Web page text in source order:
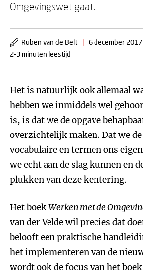
Omgevingswet gaat.
Ruben van de Belt | 6 december 2017
2-3 minuten leestijd
Het is natuurlijk ook allemaal
hebben we inmiddels wel
is, is dat we de opgave
overzichtelijk maken. Dat we
vocabulaire en termen ons
we echt aan de slag kunnen en
plukken van deze kentering.
Het boekWerken met de
van der Velde wil precies dat
belooft een praktische
het implementeren van de
wordt ook de focus van het